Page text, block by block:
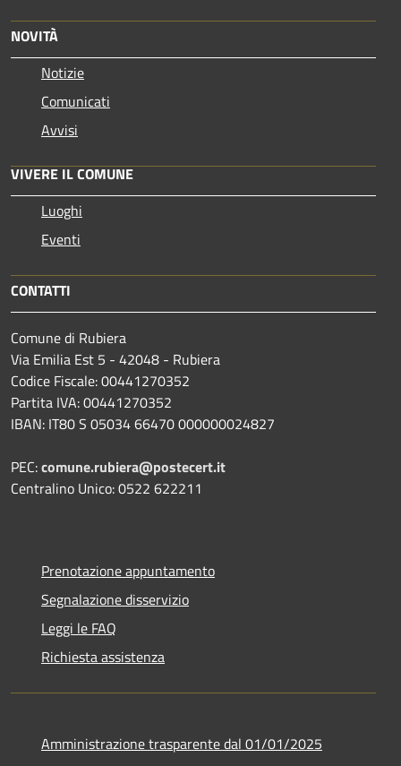
NOVITÀ
Notizie
Comunicati
Avvisi
VIVERE IL COMUNE
Luoghi
Eventi
CONTATTI
Comune di Rubiera
Via Emilia Est 5 - 42048 - Rubiera
Codice Fiscale: 00441270352
Partita IVA: 00441270352
IBAN: IT80 S 05034 66470 000000024827
PEC:comune.rubiera@postecert.it
Centralino Unico: 0522 622211
Prenotazione appuntamento
Segnalazione disservizio
Leggi le FAQ
Richiesta assistenza
Amministrazione trasparente dal 01/01/2025